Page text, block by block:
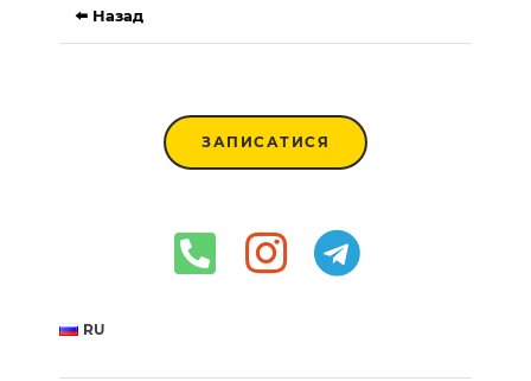
⬅️ Назад
ЗАПИСАТИСЯ
RU